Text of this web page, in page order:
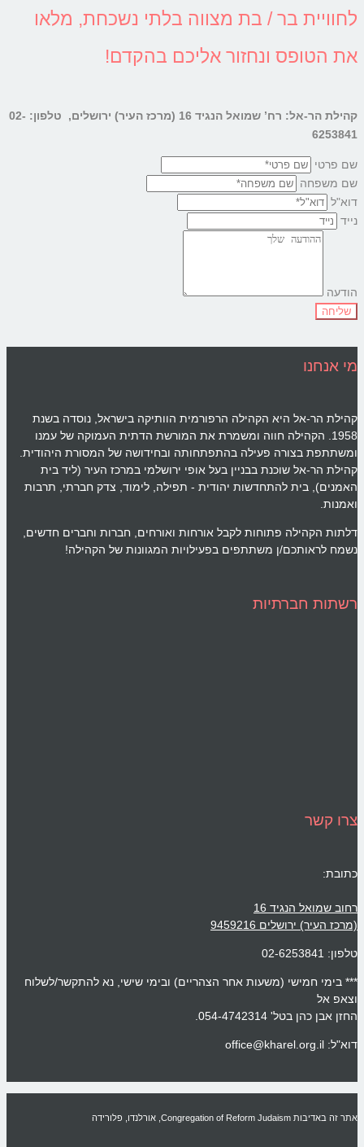
לחוויית בר / בת מצווה בלתי נשכחת, מלאו
את הטופס ונחזור אליכם בהקדם!
קהילת הר-אל: רח’ שמואל הנגיד 16 (מרכז העיר) ירושלים, טלפון: 02-
6253841
שם פרטי
שם משפחה
דוא"ל
נייד
הודעה
שליחה
מי אנחנו
קהילת הר-אל היא הקהילה הרפורמית הוותיקה בישראל, נוסדה בשנת
1958. הקהילה חווה ומשמרת את המורשת הדתית העמוקה של עמנו
ומשתתפת בצורה פעילה בהתפתחותה ובחידושה של המסורת היהודית.
קהילת הר-אל שוכנת בבניין בעל אופי ירושלמי במרכז העיר (ליד בית
האמנים), בית להתחדשות יהודית - תפילה, לימוד, צדק חברתי, תרבות
ואמנות.
דלתות הקהילה פתוחות לקבל אורחות ואורחים, חברות וחברים חדשים,
נשמח לראותכם/ן משתתפים בפעילויות המגוונות של הקהילה!
רשתות חברתיות
צרו קשר
כתובת:
רחוב שמואל הנגיד 16
(מרכז העיר) ירושלים 9459216
טלפון: 02-6253841
*** בימי חמישי (משעות אחר הצהריים) ובימי שישי, נא להתקשר/לשלוח
וצאפ אל
החזן אבן כהן בטל' 054-4742314.
דוא"ל: office@kharel.org.il
אתר זה באדיבות Congregation of Reform Judaism, אורלנדו, פלורידה